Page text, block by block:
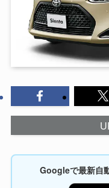
Googleで最新自